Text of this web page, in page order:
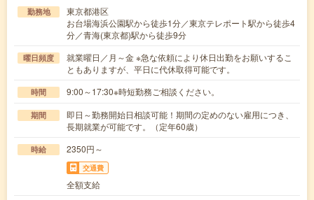
勤務地
東京都港区
お台場海浜公園駅から徒歩1分／東京テレポート駅から徒歩4
分／青海(東京都)駅から徒歩9分
曜日頻度
就業曜日／月～金 ※急な依頼により休日出勤をお願いするこ
ともありますが、平日に代休取得可能です。
時間 9:00～17:30※時短勤務ご相談ください。
期間
即日～勤務開始日相談可能！期間の定めのない雇用につき、
長期就業が可能です。（定年60歳）
時給 2350円～
交通費
全額支給